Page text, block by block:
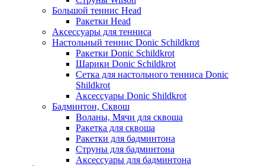
Большой теннис Head
Ракетки Head
Аксессуары для тенниса
Настольный теннис Donic Schildkrot
Ракетки Donic Schildkrot
Шарики Donic Schildkrot
Сетка для настольного тенниса Donic
Shildkrot
Аксессуары Donic Shildkrot
Бадминтон, Сквош
Воланы, Мячи для сквоша
Ракетка для сквоша
Ракетки для бадминтона
Струны для бадминтона
Аксессуары для бадминтона